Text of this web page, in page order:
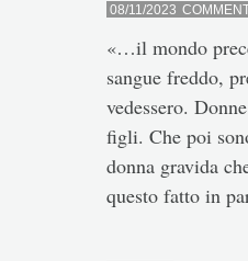
08/11/2023
«…il mondo
sangue freddo,
vedessero.
figli. Che poi
donna gravida
questo fatto in